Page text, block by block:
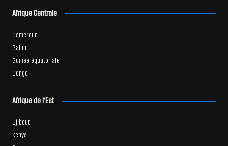
Afrique Centrale
Cameroun
Gabon
Guinée équatoriale
Congo
Afrique de l’Est
Djibouti
Kenya